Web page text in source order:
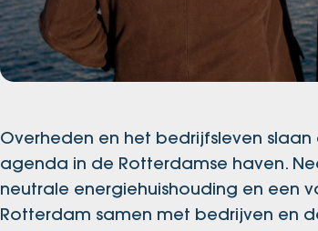
Overheden en het bedrijfsleven
agenda in de Rotterdamse haven.
neutrale energiehuishouding en een
Rotterdam samen met bedrijven en